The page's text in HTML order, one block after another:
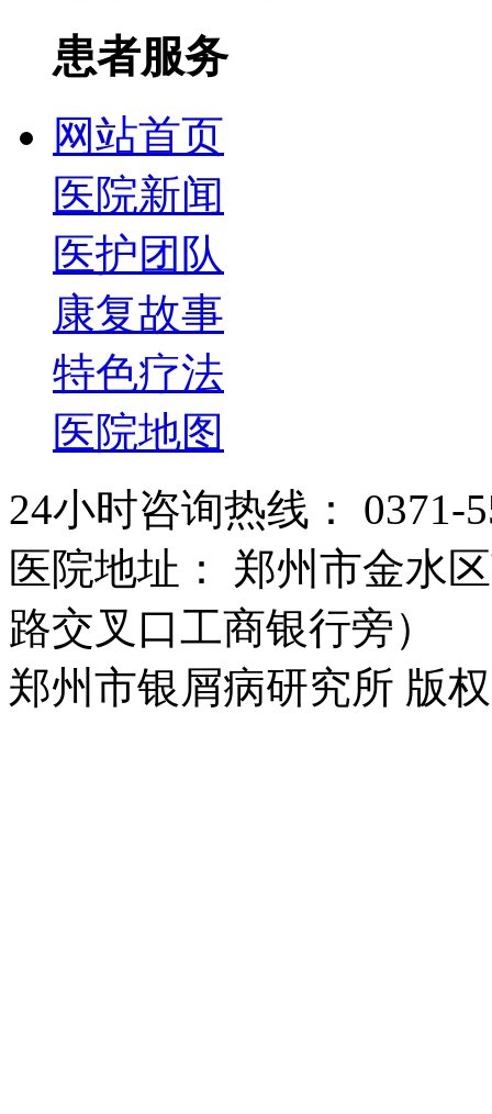
患者服务
网站首页
医院新闻
医护团队
康复故事
特色疗法
医院地图
24小时咨询热线： 0371-
医院地址： 郑州市金水
路交叉口工商银行旁）
郑州市银屑病研究所 版